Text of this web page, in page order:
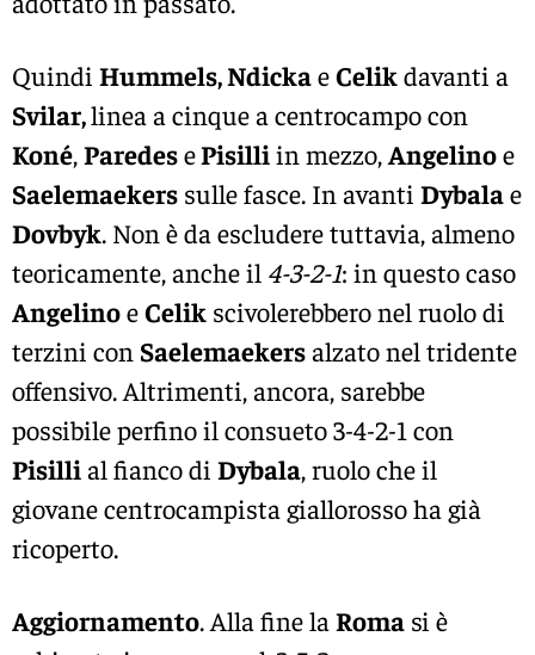
Quindi Hummels, NdickaeCelikdavanti a
Svilar,linea a cinque a centrocampo con
Koné,ParedesePisilliin mezzo,Angelinoe
Saelemaekers sulle fasce. In avanti Dybalae
Dovbyk. Non è da escludere tuttavia, almeno
teoricamente, anche il 4-3-2-1: in questo caso
AngelinoeCelik scivolerebbero nel ruolo di
terzini con Saelemaekersalzato nel tridente
offensivo. Altrimenti, ancora, sarebbe
possibile perfino il consueto 3-4-2-1 con
Pisillial fianco di Dybala, ruolo che il
giovane centrocampista giallorosso ha già
ricoperto.
Aggiornamento. Alla fine la Roma si è